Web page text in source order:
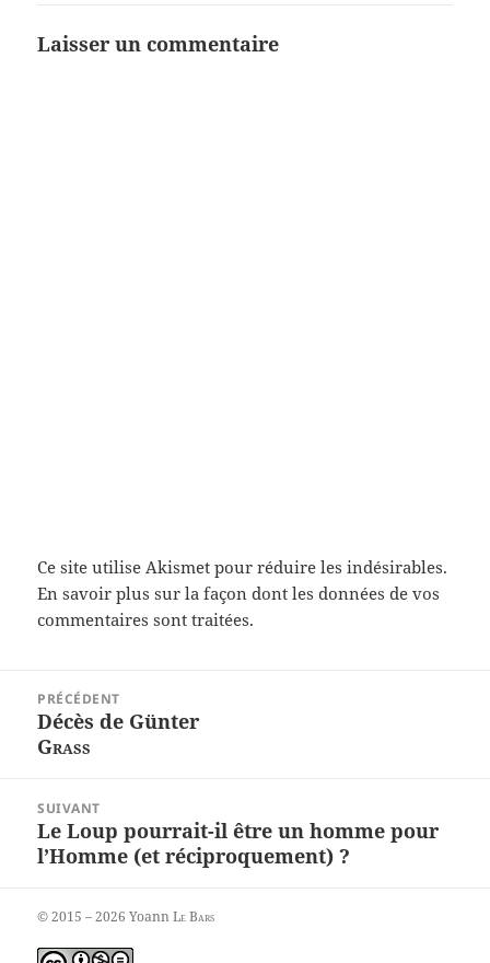
Laisser un commentaire
Ce site utilise Akismet pour réduire les indésirables.
En savoir plus sur la façon dont les données de vos
commentaires sont traitées.
l’article
PRÉCÉDENT
Article
précédent :
Décès de Günter
Grass
SUIVANT
Article
suivant :
Le Loup pourrait-il être un homme pour
l’Homme (et réciproquement) ?
© 2015 – 2026 YoannLe Bars